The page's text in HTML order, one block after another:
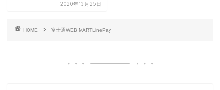
2020年12月25日
HOME 富士通WEB MARTLinePay